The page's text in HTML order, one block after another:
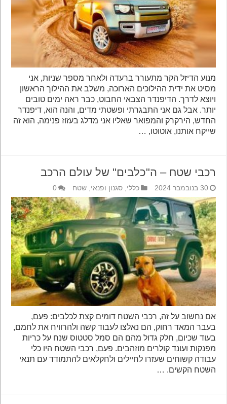
מנוע הדיזל הקר מתעורר ברעדה ולאחר מספר שניות, אני
מסיט את ידית ההילוכים הארוכה, משלב את ההילוך הראשון
ויוצא לדרך. הדיפנדר הצבאי החבוט, כבר ראה ימים טובים
יותר. אבל גם אני התבגרתי ופשטתי מדים, והנה הוא, דיפנדר
החדש, הירקרק והמפואר שאליו אני מדלג בעזוז פנימה, הוא זה
שייקח אותנו, אוטוטו, …
רכבי שטח – ה"כלבים" של עולם הרכב
30 בנובמבר 2024 כללי,סגנון ופנאי,שטח 0
אם נחשוב על זה, רכבי השטח דומים קצת לכלבים: פעם,
בעבר המאד רחוק, הם נאלצו לעבוד קשה ולהרוויח את לחמם,
בעוד שכיום, חלק גדול מהם הם סמל סטטוס שנח על כריות
מפנקות ועונד קולרים מוזהבים. פעם, רכבי השטח היו כלי
עבודה קשוחים שעזרו לחיילים ולחקלאים להתמודד עם תנאי
השטח הקשים. …